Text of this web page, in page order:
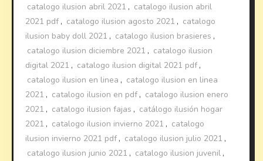
catalogo ilusion abril 2021 , catalogo ilusion abril
2021 pdf , catalogo ilusion agosto 2021 , catalogo
ilusion baby doll 2021 , catalogo ilusion brasieres ,
catalogo ilusion diciembre 2021 , catalogo ilusion
digital 2021 , catalogo ilusion digital 2021 pdf ,
catalogo ilusion en linea , catalogo ilusion en linea
2021 , catalogo ilusion en pdf , catalogo ilusion enero
2021 , catalogo ilusion fajas , catálogo ilusión hogar
2021 , catalogo ilusion invierno 2021 , catalogo
ilusion invierno 2021 pdf , catalogo ilusion julio 2021 ,
catalogo ilusion junio 2021 , catalogo ilusion juvenil ,